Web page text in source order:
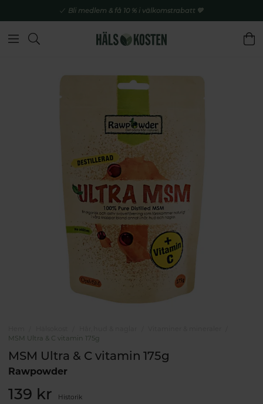
Bli medlem & få 10 % i välkomstrabatt 💚
MSM Ultra & C vitamin 175g
MSM Ultra & C vitamin 175g
Rawpowder
139 kr Historik